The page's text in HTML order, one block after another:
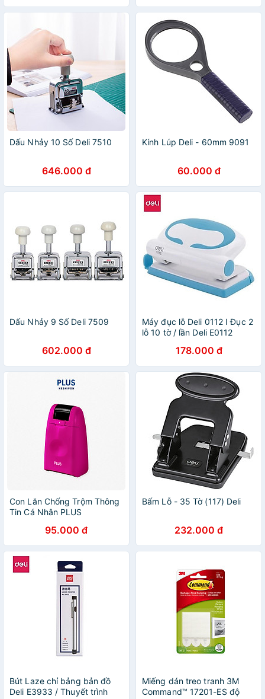
Dấu Nhảy 10 Số Deli 7510
646.000 đ
Kính Lúp Deli - 60mm 9091
60.000 đ
Dấu Nhảy 9 Số Deli 7509
602.000 đ
Máy đục lỗ Deli 0112 I Đục 2
lỗ 10 tờ / lần Deli E0112
178.000 đ
Con Lăn Chống Trộm Thông
Tin Cá Nhân PLUS
95.000 đ
Bấm Lỗ - 35 Tờ (117) Deli
232.000 đ
Bút Laze chỉ bảng bản đồ
Deli E3933 / Thuyết trình
Miếng dán treo tranh 3M
Command™ 17201-ES độ